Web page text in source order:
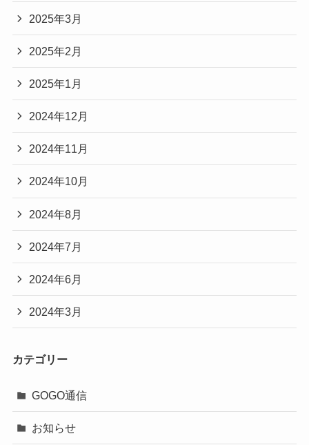
2025年3月
2025年2月
2025年1月
2024年12月
2024年11月
2024年10月
2024年8月
2024年7月
2024年6月
2024年3月
カテゴリー
GOGO通信
お知らせ